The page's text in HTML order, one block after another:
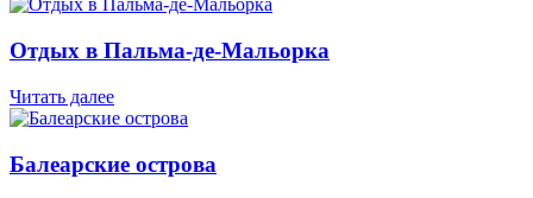
Отдых в Пальма-де-Мальорка
Читать далее
Балеарские острова